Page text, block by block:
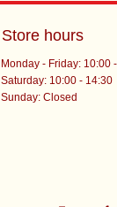
Store hours
Monday - Friday: 10:00
Saturday: 10:00 - 14:30
​Sunday: Closed